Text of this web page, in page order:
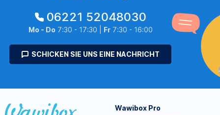
06221 52048030
Mo - Do 7:30 - 17:30 | Fr7:30 - 16:00
SCHICKEN SIE UNS EINE NACHRICHT
Wawibox Pro